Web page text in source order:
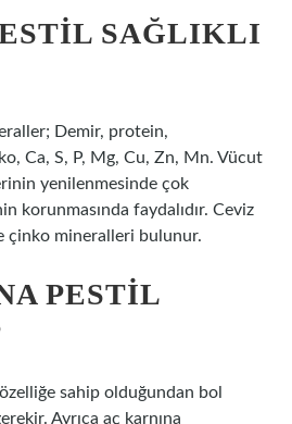
SAĞLIKLI
Demir, protein,
Ca, S, P, Mg, Cu, Zn, Mn. Vücut
yenilenmesinde çok
korunmasında faydalıdır. Ceviz
çinko mineralleri bulunur.
PESTIL
özelliğe sahip olduğundan bol
Ayrıca aç karnına